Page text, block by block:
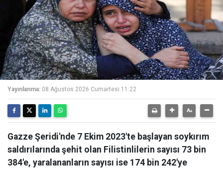
Yayınlanma: 08 Ağustos 2026 Cumartesi 11:22
Gazze Şeridi'nde 7 Ekim 2023'te başlayan soykırım
saldırılarında şehit olan Filistinlilerin sayısı 73 bin
384'e, yaralananların sayısı ise 174 bin 242'ye